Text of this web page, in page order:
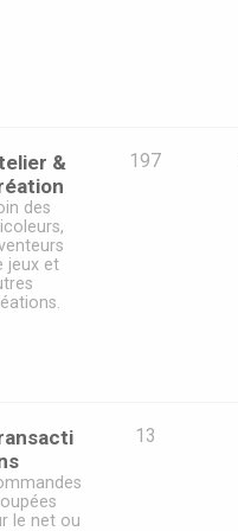
&
des
jeux et
197
le net ou
13